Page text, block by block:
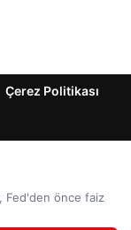
Çerez Politikası
Fed'den önce faiz